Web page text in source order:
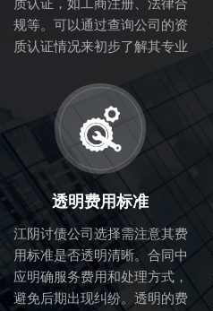
规等。可以通过查询公司的资
质认证情况来初步了解其专业
透明费用标准
江阴讨债公司选择需注意其费
用标准是否透明清晰。合同中
应明确服务费用和处理方式，
避免后期出现纠纷。透明的费